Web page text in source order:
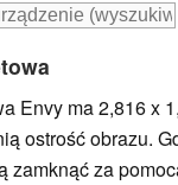
Envy ma 2,816 x
ostrość obrazu.
zamknąć za